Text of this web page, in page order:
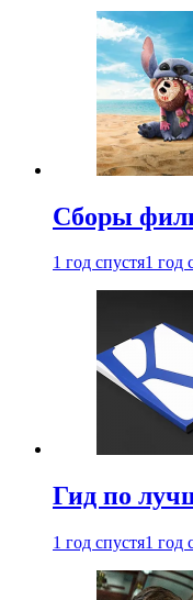
Сборы
1 год спустя1 год
Гид по
1 год спустя1 год